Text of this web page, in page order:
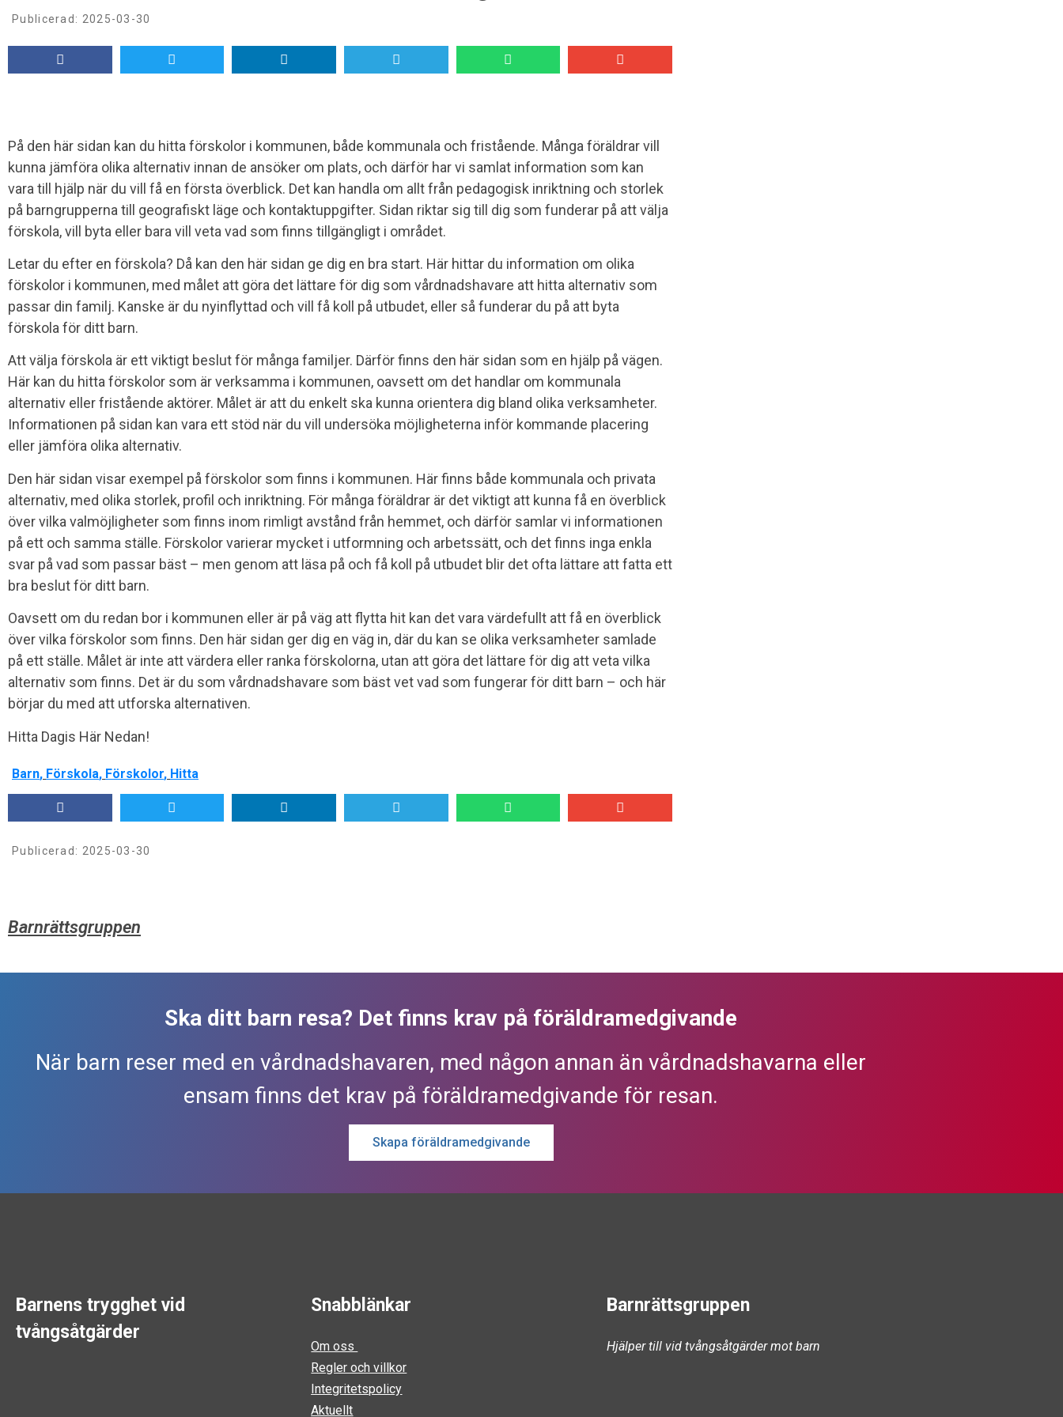
Publicerad: 2025-03-30
På den här sidan kan du hitta förskolor i kommunen, både kommunala och fristående. Många föräldrar vill
kunna jämföra olika alternativ innan de ansöker om plats, och därför har vi samlat information som kan
vara till hjälp när du vill få en första överblick. Det kan handla om allt från pedagogisk inriktning och storlek
på barngrupperna till geografiskt läge och kontaktuppgifter. Sidan riktar sig till dig som funderar på att välja
förskola, vill byta eller bara vill veta vad som finns tillgängligt i området.
Letar du efter en förskola? Då kan den här sidan ge dig en bra start. Här hittar du information om olika
förskolor i kommunen, med målet att göra det lättare för dig som vårdnadshavare att hitta alternativ som
passar din familj. Kanske är du nyinflyttad och vill få koll på utbudet, eller så funderar du på att byta
förskola för ditt barn.
Att välja förskola är ett viktigt beslut för många familjer. Därför finns den här sidan som en hjälp på vägen.
Här kan du hitta förskolor som är verksamma i kommunen, oavsett om det handlar om kommunala
alternativ eller fristående aktörer. Målet är att du enkelt ska kunna orientera dig bland olika verksamheter.
Informationen på sidan kan vara ett stöd när du vill undersöka möjligheterna inför kommande placering
eller jämföra olika alternativ.
Den här sidan visar exempel på förskolor som finns i kommunen. Här finns både kommunala och privata
alternativ, med olika storlek, profil och inriktning. För många föräldrar är det viktigt att kunna få en överblick
över vilka valmöjligheter som finns inom rimligt avstånd från hemmet, och därför samlar vi informationen
på ett och samma ställe. Förskolor varierar mycket i utformning och arbetssätt, och det finns inga enkla
svar på vad som passar bäst – men genom att läsa på och få koll på utbudet blir det ofta lättare att fatta ett
bra beslut för ditt barn.
Oavsett om du redan bor i kommunen eller är på väg att flytta hit kan det vara värdefullt att få en överblick
över vilka förskolor som finns. Den här sidan ger dig en väg in, där du kan se olika verksamheter samlade
på ett ställe. Målet är inte att värdera eller ranka förskolorna, utan att göra det lättare för dig att veta vilka
alternativ som finns. Det är du som vårdnadshavare som bäst vet vad som fungerar för ditt barn – och här
börjar du med att utforska alternativen.
Hitta Dagis Här Nedan!
Barn, Förskola, Förskolor, Hitta
Publicerad: 2025-03-30
Barnrättsgruppen
Ska ditt barn resa? Det finns krav på föräldramedgivande
När barn reser med en vårdnadshavaren, med någon annan än vårdnadshavarna eller
ensam finns det krav på föräldramedgivande för resan.
Skapa föräldramedgivande
Barnens trygghet vid
tvångsåtgärder
Snabblänkar
Om oss
Regler och villkor
Integritetspolicy
Aktuellt
Barnrättsgruppen
Hjälper till vid tvångsåtgärder mot barn